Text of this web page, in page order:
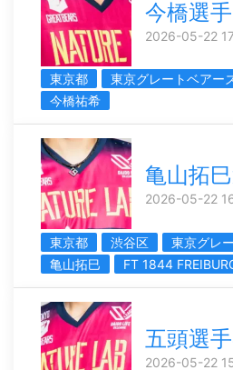
今橋選
2026-05-22
東京都 東京グレートベアー
今橋祐希
亀山拓
2026-05-22
東京都 渋谷区
東京グレ
亀山拓巳
FT 1844
五頭選
2026-05-22